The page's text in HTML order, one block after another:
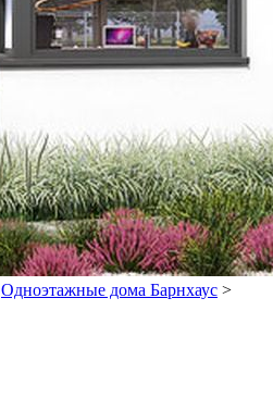
Одноэтажные дома Барнхаус >